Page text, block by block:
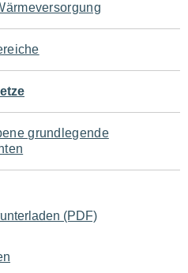
grundlegende
(PDF)